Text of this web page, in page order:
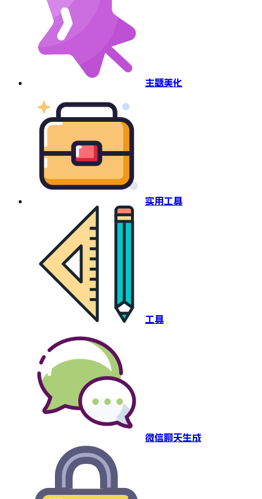
主题美化
实用工具
工具
微信聊天生成